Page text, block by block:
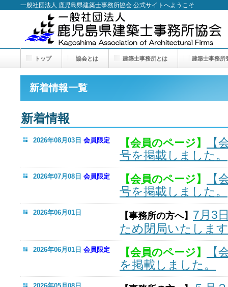
一般社団法人 鹿児島県建築士事務所協会 公式サイトへようこそ
新着情報一覧
新着情報
2026年08月03日 会員限定 【会員のページ】
【
号を掲載しました。
2026年07月08日 会員限定 【会員のページ】
【
号を掲載しました。
2026年06月01日 【事務所の方へ】 7月3
ため閉局いたしま
2026年06月01日 会員限定 【会員のページ】
【
を掲載しました。
トップ 協会とは 建築士事務所とは 建築士事務所